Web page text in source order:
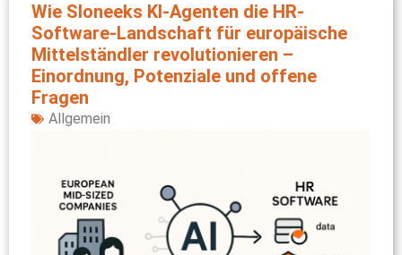
Wie Sloneeks KI-Agenten die HR-
Software-Landschaft für europäische
Mittelständler revolutionieren –
Einordnung, Potenziale und offene
Fragen
Allgemein